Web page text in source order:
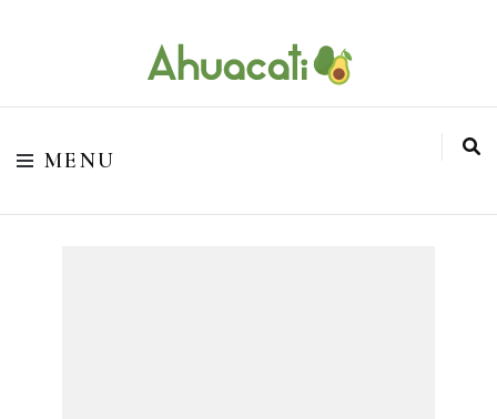
Ahuacati
O melhor da Internet em um só lugar
MENU